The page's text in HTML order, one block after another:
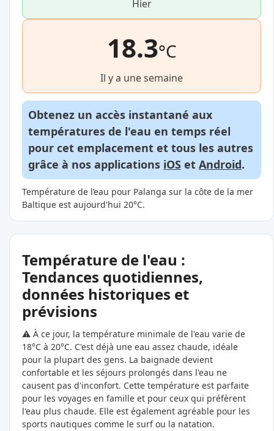
Hier
18.3°C
Il y a une semaine
Obtenez un accès instantané aux
températures de l'eau en temps réel
pour cet emplacement et tous les autres
grâce à nos applications iOS et Android.
Température de l’eau pour Palanga sur la côte de la mer
Baltique est aujourd'hui 20°C.
Température de l'eau :
Tendances quotidiennes,
données historiques et
prévisions
⚠️ À ce jour, la température minimale de l'eau varie de
18°C à 20°C. C'est déjà une eau assez chaude, idéale
pour la plupart des gens. La baignade devient
confortable et les séjours prolongés dans l'eau ne
causent pas d'inconfort. Cette température est parfaite
pour les voyages en famille et pour ceux qui préfèrent
l'eau plus chaude. Elle est également agréable pour les
sports nautiques comme le surf ou la natation.